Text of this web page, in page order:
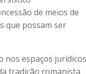
de meios de
que possam ser
nos espaços
tradição romanista